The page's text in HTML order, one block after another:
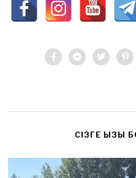
CІЗГЕ ҚЫЗЫҚ